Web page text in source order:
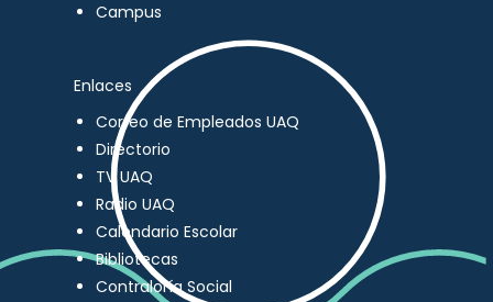
Campus
Enlaces
Correo de Empleados UAQ
Directorio
TV UAQ
Radio UAQ
Calendario Escolar
Bibliotecas
Contraloría Social